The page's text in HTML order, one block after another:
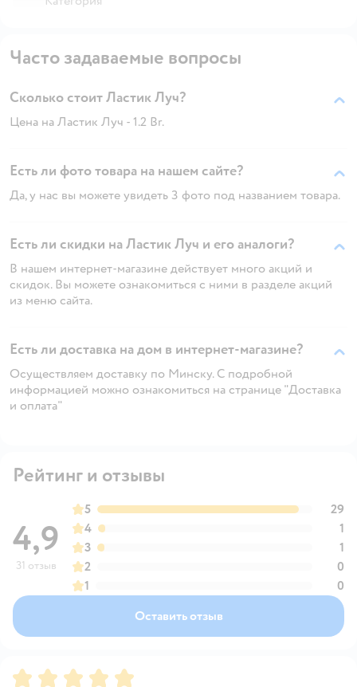
Часто задаваемые вопросы
Сколько стоит Ластик Луч?
Цена на Ластик Луч - 1.2 Br.
Есть ли фото товара на нашем сайте?
Да, у нас вы можете увидеть 3 фото под названием товара.
Есть ли скидки на Ластик Луч и его аналоги?
В нашем интернет-магазине действует много акций и
скидок. Вы можете ознакомиться с ними в разделе акций
из меню сайта.
Есть ли доставка на дом в интернет-магазине?
Осуществляем доставку по Минску. С подробной
информацией можно ознакомиться на странице "Доставка
и оплата"
Рейтинг и отзывы
4,9
31 отзыв
5
29
4
1
3
1
2
0
1
0
Оставить отзыв
Рейтинг:5